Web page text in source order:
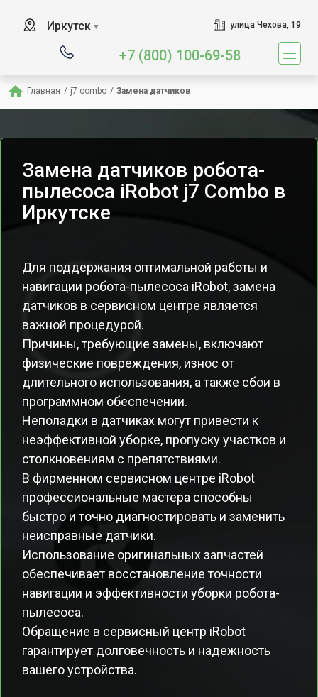
Иркутск ▼ улица Чехова, 19
+7 (800) 100-69-58
Главная / j7 combo / Замена датчиков
Замена датчиков робота-
пылесоса iRobot j7 Combo в
Иркутске
Для поддержания оптимальной работы и
навигации робота-пылесоса iRobot, замена
датчиков в сервисном центре является
важной процедурой.
Причины, требующие замены, включают
физические повреждения, износ от
длительного использования, а также сбои в
программном обеспечении.
Неполадки в датчиках могут привести к
неэффективной уборке, пропуску участков и
столкновениям с препятствиями.
В фирменном сервисном центре iRobot
профессиональные мастера способны
быстро и точно диагностировать и заменить
неисправные датчики.
Использование оригинальных запчастей
обеспечивает восстановление точности
навигации и эффективности уборки робота-
пылесоса.
Обращение в сервисный центр iRobot
гарантирует долговечность и надежность
вашего устройства.